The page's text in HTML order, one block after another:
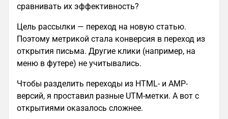
сравнивать их эффективность?
Цель рассылки — переход на новую статью.
Поэтому метрикой стала конверсия в переход из
открытия письма. Другие клики (например, на
меню в футере) не учитывались.
Чтобы разделить переходы из HTML- и AMP-
версий, я проставил разные UTM-метки. А вот с
открытиями оказалось сложнее.